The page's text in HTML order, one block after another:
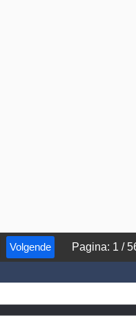
Volgende Pagina: 1 /